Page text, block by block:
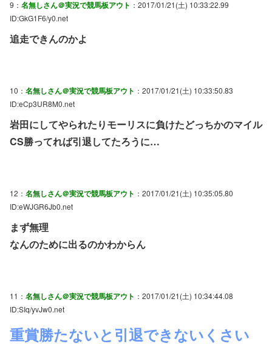
9： 名無しさん＠実況で競馬板アウト ：2017/01/21(土) 10:33:22.99
ID:GkG1F6/y0.net
追走できんのかよ
10： 名無しさん＠実況で競馬板アウト ：2017/01/21(土) 10:33:50.83
ID:eCp3UR8M0.net
岩田にしてやられたりモーリスに負けたどっちかのマイル
CS勝ってれば引退してたろうに…
12： 名無しさん＠実況で競馬板アウト ：2017/01/21(土) 10:35:05.80
ID:eWJGR6Jb0.net
まず無理
なんのために出るのかわからん
11： 名無しさん＠実況で競馬板アウト ：2017/01/21(土) 10:34:44.08
ID:SIq/yvJw0.net
重賞勝たないと引退できないくさい